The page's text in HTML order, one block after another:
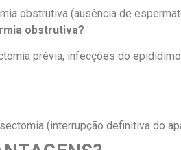
obstrutiva (ausência de
obstrutiva?
prévia, infecções do
(interrupção definitiva do